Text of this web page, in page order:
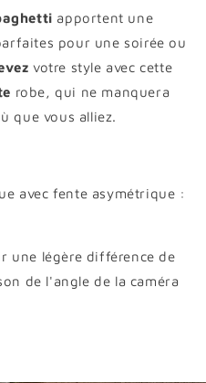
apportent une
pour une soirée ou
votre style avec cette
robe, qui ne manquera
que vous alliez.
avec fente asymétrique :
une légère différence de
de l'angle de la caméra